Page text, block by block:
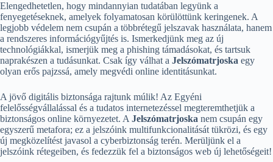
Elengedhetetlen, hogy mindannyian tudatában legyünk a
fenyegetéseknek, amelyek folyamatosan körülöttünk keringenek. A
legjobb védelem nem csupán a többrétegű jelszavak használata, hanem
a rendszeres információgyűjtés is. Ismerkedjünk meg az új
technológiákkal, ismerjük meg a phishing támadásokat, és tartsuk
naprakészen a tudásunkat. Csak így válhat a Jelszómatrjoska egy
olyan erős pajzssá, amely megvédi online identitásunkat.
A jövő digitális biztonsága rajtunk múlik! Az Egyéni
felelősségvállalással és a tudatos internetezéssel megteremthetjük a
biztonságos online környezetet. A Jelszómatrjoska nem csupán egy
egyszerű metafora; ez a jelszóink multifunkcionalitását tükrözi, és egy
új megközelítést javasol a cyberbiztonság terén. Merüljünk el a
jelszóink rétegeiben, és fedezzük fel a biztonságos web új lehetőségeit!